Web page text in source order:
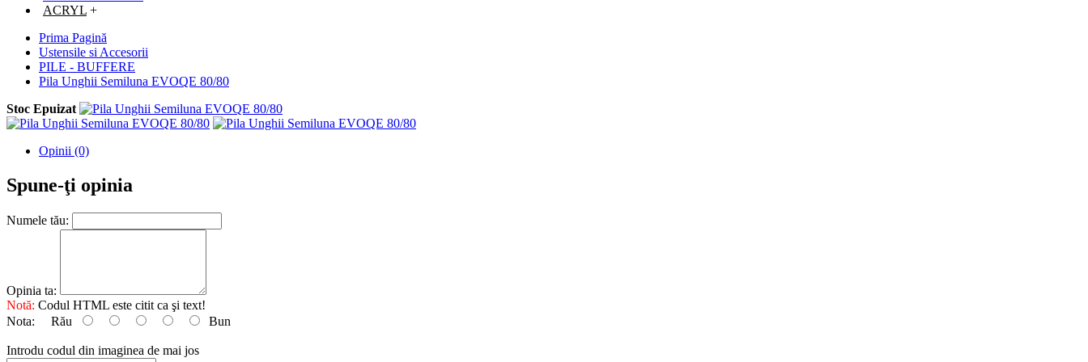
ACRYL +
Prima Pagină
Ustensile si Accesorii
PILE - BUFFERE
Pila Unghii Semiluna EVOQE 80/80
Stoc Epuizat
Opinii (0)
Spune-ţi opinia
Numele tău:
Opinia ta:
Notă: Codul HTML este citit ca şi text!
Nota: Rău Bun
Introdu codul din imaginea de mai jos